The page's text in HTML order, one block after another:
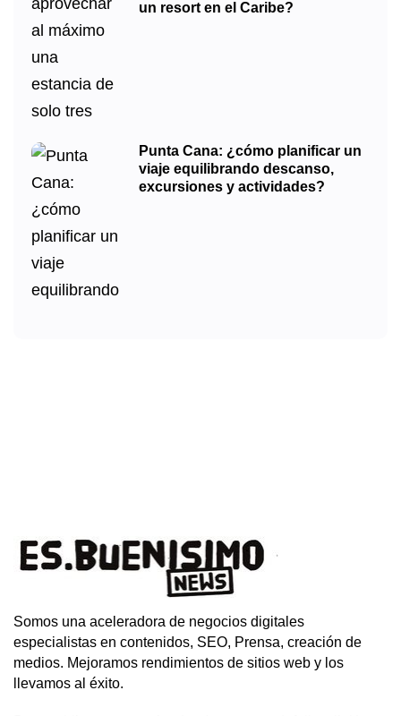
un resort en el Caribe?
Punta Cana: ¿cómo planificar un
viaje equilibrando descanso,
excursiones y actividades?
Somos una aceleradora de negocios digitales
especialistas en contenidos, SEO, Prensa, creación de
medios. Mejoramos rendimientos de sitios web y los
llevamos al éxito.